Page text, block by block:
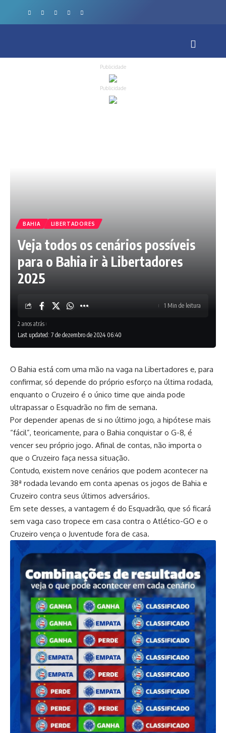
Publicidade
Publicidade
BAHIA LIBERTADORES
Veja todos os cenários possíveis
para o Bahia ir à Libertadores
2025
Last updated: 7 de dezembro de 2024 06:40
2 anos atrás
1 Min de leitura
O Bahia está com uma mão na vaga na Libertadores e, para
confirmar, só depende do próprio esforço na última rodada,
enquanto o Cruzeiro é o único time que ainda pode
ultrapassar o Esquadrão no fim de semana.
Por depender apenas de si no último jogo, a hipótese mais
“fácil”, teoricamente, para o Bahia conquistar o G-8, é
vencer seu próprio jogo. Afinal de contas, não importa o
que o Cruzeiro faça nessa situação.
Contudo, existem nove cenários que podem acontecer na
38ª rodada levando em conta apenas os jogos de Bahia e
Cruzeiro contra seus últimos adversários.
Em sete desses, a vantagem é do Esquadrão, que só ficará
sem vaga caso tropece em casa contra o Atlético-GO e o
Cruzeiro vença o Juventude fora de casa.